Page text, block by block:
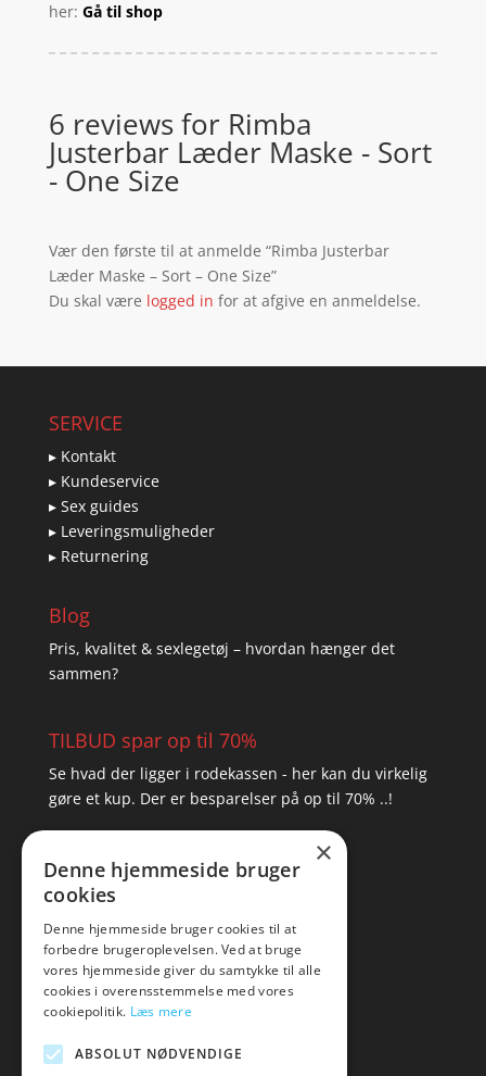
her: Gå til shop
6 reviews for Rimba
Justerbar Læder Maske - Sort
- One Size
Vær den første til at anmelde “Rimba Justerbar
Læder Maske – Sort – One Size”
Du skal være logged in for at afgive en anmeldelse.
SERVICE
▸ Kontakt
▸ Kundeservice
▸ Sex guides
▸ Leveringsmuligheder
▸ Returnering
Blog
Pris, kvalitet & sexlegetøj – hvordan hænger det
sammen?
TILBUD spar op til 70%
Se hvad der ligger i rodekassen - her kan du virkelig
gøre et kup. Der er besparelser på op til 70% ..!
Tlf: 7876 8672
Mail: hej@amare.dk
×
Denne hjemmeside bruger
cookies
Denne hjemmeside bruger cookies til at
forbedre brugeroplevelsen. Ved at bruge
vores hjemmeside giver du samtykke til alle
cookies i overensstemmelse med vores
cookiepolitik. Læs mere
ABSOLUT NØDVENDIGE